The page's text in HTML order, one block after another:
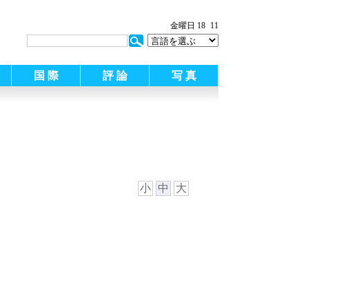
金曜日 18 11
国 際 評 論 写 真
小 中 大